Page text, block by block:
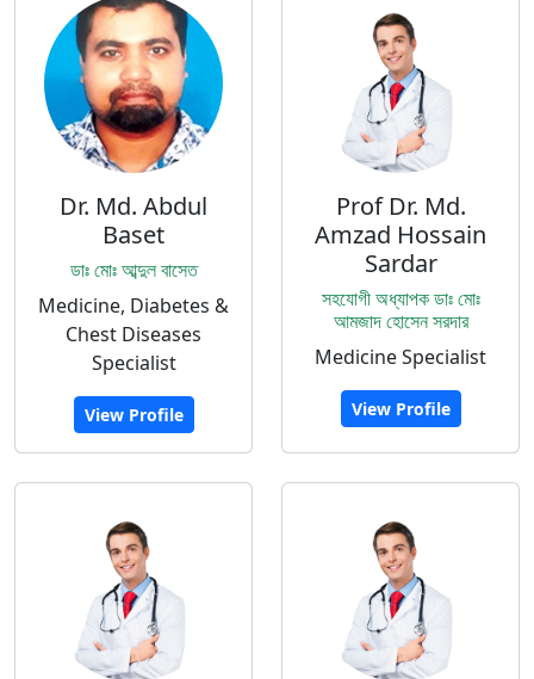
Dr. Md. Abdul
Baset
ডাঃ মোঃ আব্দুল বাসেত
Medicine, Diabetes &
Chest Diseases
Specialist
View Profile
Prof Dr. Md.
Amzad Hossain
Sardar
সহযোগী অধ্যাপক ডাঃ মোঃ
আমজাদ হোসেন সরদার
Medicine Specialist
View Profile